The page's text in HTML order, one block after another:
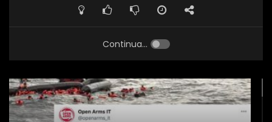
Continua...